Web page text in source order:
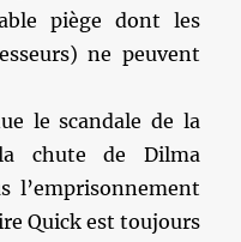
piège dont les
ne peuvent
le scandale de la
chute de Dilma
l’emprisonnement
Quick est toujours